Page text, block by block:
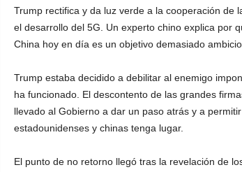
Trump rectifica y da luz verde a la cooperación de
el desarrollo del 5G. Un experto chino explica por
China hoy en día es un objetivo demasiado
Trump estaba decidido a debilitar al enemigo
ha funcionado. El descontento de las grandes
llevado al Gobierno a dar un paso atrás y a
estadounidenses y chinas tenga lugar.
El punto de no retorno llegó tras la revelación de